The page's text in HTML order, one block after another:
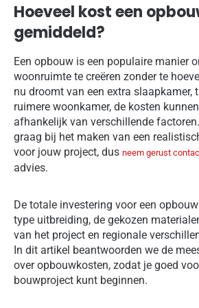
Hoeveel kost een
gemiddeld?
Een opbouw is een populaire manier
woonruimte te creëren zonder te
nu droomt van een extra slaapkamer,
ruimere woonkamer, de kosten
afhankelijk van verschillende
graag bij het maken van een
voor jouw project, dus neem gerust
advies.
De totale investering voor een
type uitbreiding, de gekozen
van het project en regionale
In dit artikel beantwoorden we de
over opbouwkosten, zodat je goed
bouwproject kunt beginnen.